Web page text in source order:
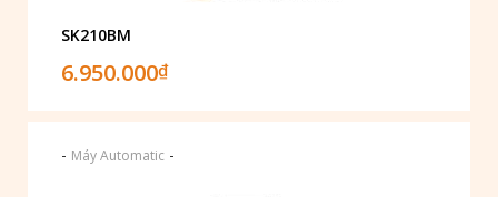
SK210BM
6.950.000₫
- Máy Automatic -